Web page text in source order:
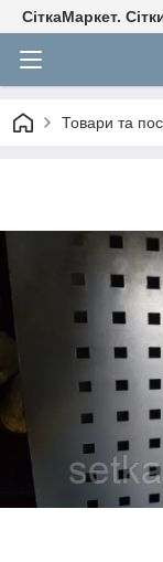
СіткаМаркет.
Товари та